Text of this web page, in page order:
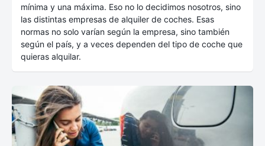
mínima y una máxima. Eso no lo decidimos nosotros, sino
las distintas empresas de alquiler de coches. Esas
normas no solo varían según la empresa, sino también
según el país, y a veces dependen del tipo de coche que
quieras alquilar.